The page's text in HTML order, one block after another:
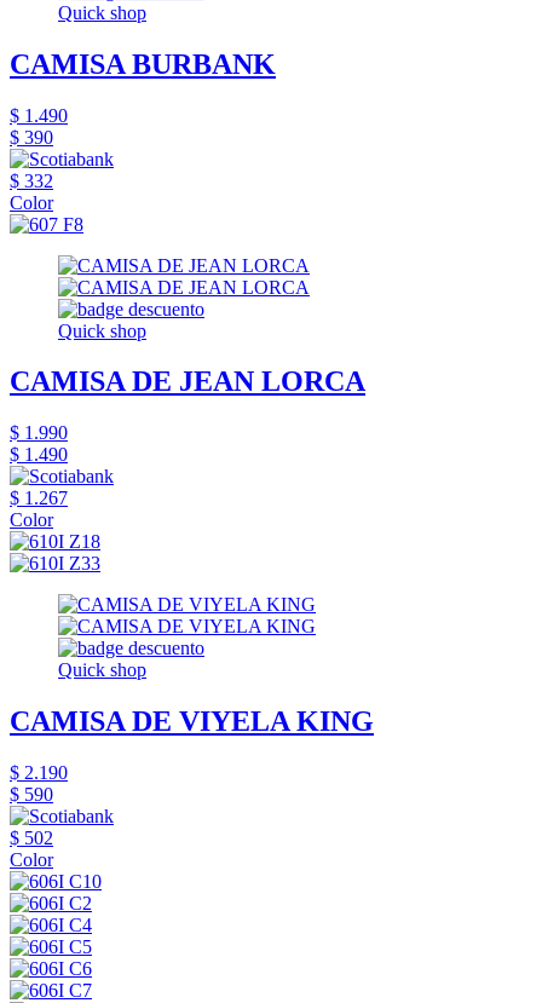
Quick shop
CAMISA BURBANK
$ 1.490
$ 390
$ 332
Color
Quick shop
CAMISA DE JEAN LORCA
$ 1.990
$ 1.490
$ 1.267
Color
Quick shop
CAMISA DE VIYELA KING
$ 2.190
$ 590
$ 502
Color